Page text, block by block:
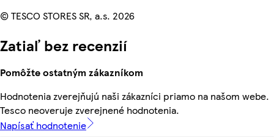
© TESCO STORES SR, a.s. 2026
Zatiaľ bez recenzií
Pomôžte ostatným zákazníkom
Hodnotenia zverejňujú naši zákazníci priamo na našom webe.
Tesco neoveruje zverejnené hodnotenia.
Napísať hodnotenie